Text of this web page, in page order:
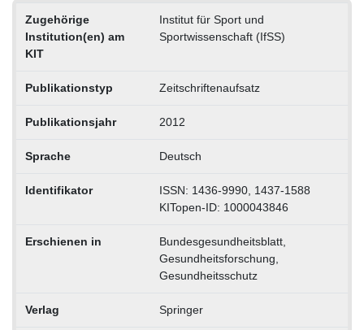
Zugehörige
Institution(en) am
KIT
Institut für Sport und
Sportwissenschaft (IfSS)
Publikationstyp Zeitschriftenaufsatz
Publikationsjahr 2012
Sprache Deutsch
Identifikator
ISSN: 1436-9990, 1437-1588
KITopen-ID: 1000043846
Erschienen in
Bundesgesundheitsblatt,
Gesundheitsforschung,
Gesundheitsschutz
Verlag Springer